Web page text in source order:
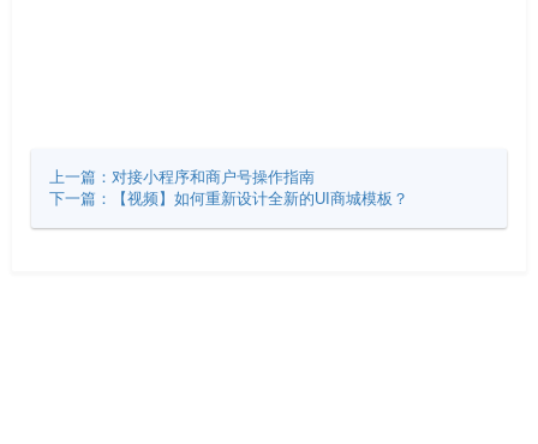
上一篇：对接小程序和商户号操作指南
下一篇：【视频】如何重新设计全新的UI商城模板？